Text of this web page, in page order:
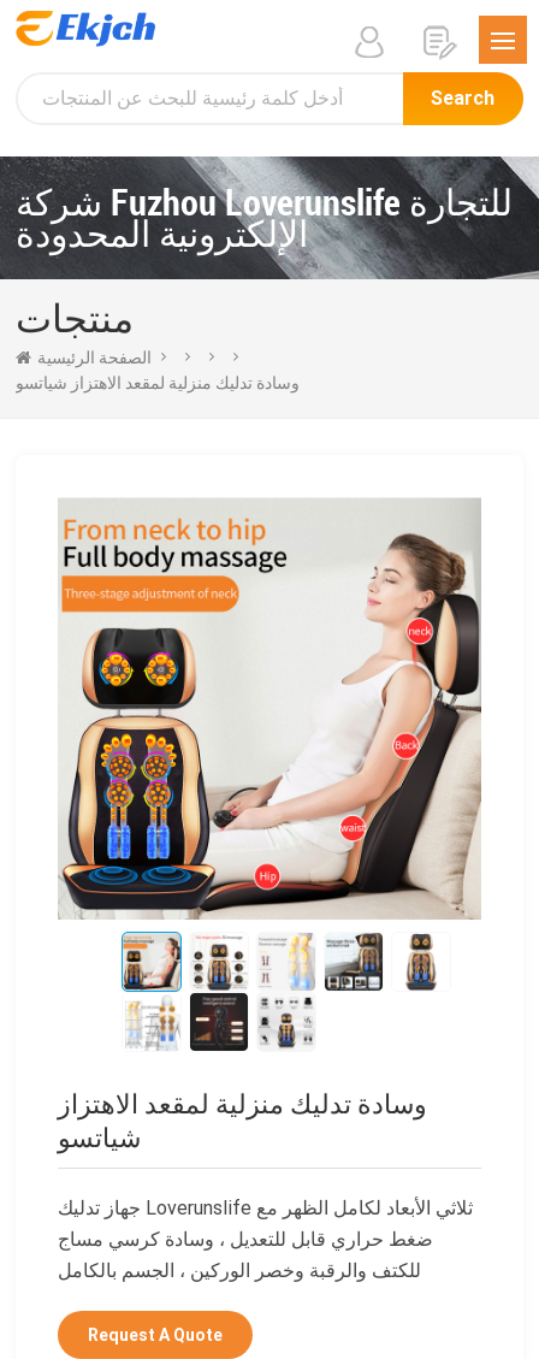
Search
شركة Fuzhou Loverunslife للتجارة
الإلكترونية المحدودة
منتجات
الصفحة الرئيسية
وسادة تدليك منزلية لمقعد الاهتزاز شياتسو
وسادة تدليك منزلية لمقعد الاهتزاز
شياتسو
جهاز تدليك Loverunslife ثلاثي الأبعاد لكامل الظهر مع
ضغط حراري قابل للتعديل ، وسادة كرسي مساج
للكتف والرقبة وخصر الوركين ، الجسم بالكامل
Request A Quote